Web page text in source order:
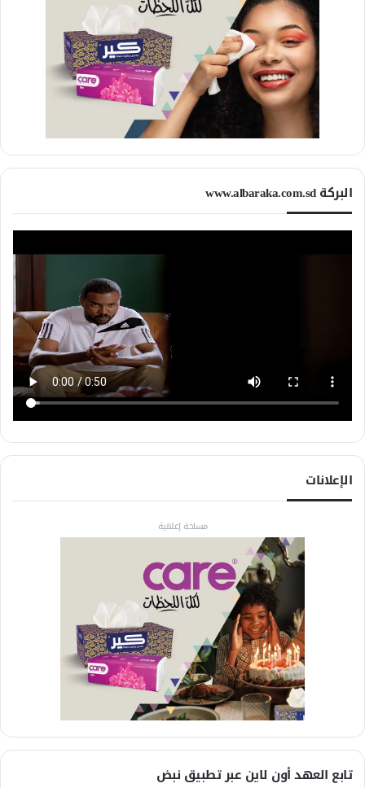
البركة www.albaraka.com.sd
الإعلانات
مساحة إعلانية
تابع العهد أون لاين عبر تطبيق نبض